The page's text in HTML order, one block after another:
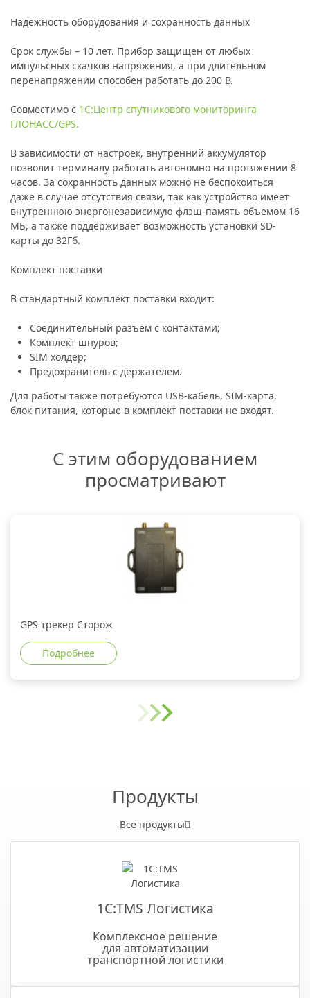
Надежность оборудования и сохранность данных
Срок службы – 10 лет. Прибор защищен от любых
импульсных скачков напряжения, а при длительном
перенапряжении способен работать до 200 В.
Совместимо с 1С:Центр спутникового мониторинга
ГЛОНАСС/GPS.
В зависимости от настроек, внутренний аккумулятор
позволит терминалу работать автономно на протяжении 8
часов. За сохранность данных можно не беспокоиться
даже в случае отсутствия связи, так как устройство имеет
внутреннюю энергонезависимую флэш-память объемом 16
МБ, а также поддерживает возможность установки SD-
карты до 32Гб.
Комплект поставки
В стандартный комплект поставки входит:
Соединительный разъем с контактами;
Комплект шнуров;
SIM холдер;
Предохранитель с держателем.
Для работы также потребуются USB-кабель, SIM-карта,
блок питания, которые в комплект поставки не входят.
С этим оборудованием
просматривают
GPS трекер Сторож
Подробнее
Продукты
Все продукты
1С:TMS Логистика
Комплексное решение
для автоматизации
транспортной логистики